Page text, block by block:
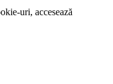
uri, accesează